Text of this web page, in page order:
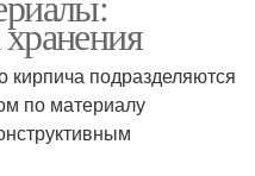
кирпича подразделяются
по материалу